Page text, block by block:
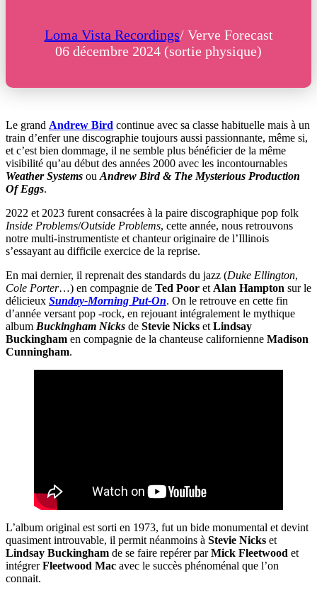
Loma Vista Recordings/ Verve Forecast
06 décembre 2024 (sortie physique)
Le grand Andrew Bird continue avec sa classe habituelle mais à un
train d’enfer une discographie toujours aussi passionnante, même si,
et c’est bien dommage, il ne semble plus bénéficier de la même
visibilité qu’au début des années 2000 avec les incontournables
Weather Systems ou Andrew Bird & The Mysterious Production
Of Eggs.
2022 et 2023 furent consacrées à la paire discographique pop folk
Inside Problems/Outside Problems, cette année, nous retrouvons
notre multi-instrumentiste et chanteur originaire de l’Illinois
s’essayant au difficile exercice de la reprise.
En mai dernier, il reprenait des standards du jazz (Duke Ellington,
Cole Porter…) en compagnie de Ted Poor et Alan Hampton sur le
délicieux Sunday-Morning Put-On. On le retrouve en cette fin
d’année versant pop -rock, en rejouant intégralement le mythique
album Buckingham Nicks de Stevie Nicks et Lindsay
Buckingham en compagnie de la chanteuse californienne Madison
Cunningham.
L’album original est sorti en 1973, fut un bide monumental et devint
quasiment introuvable, il permit néanmoins à Stevie Nicks et
Lindsay Buckingham de se faire repérer parMick Fleetwood et
intégrerFleetwood Mac avec le succès phénoménal que l’on
connait.